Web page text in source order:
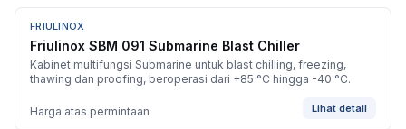
BARU
FRIULINOX
Friulinox SBM 091 Submarine Blast Chiller
Kabinet multifungsi Submarine untuk blast chilling, freezing,
thawing dan proofing, beroperasi dari +85 °C hingga -40 °C.
Harga atas permintaan Lihat detail